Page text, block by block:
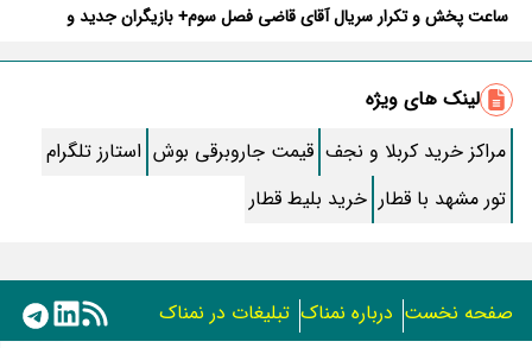
ساعت پخش و تکرار سریال آقای قاضی فصل سوم+ بازیگران جدید و
طرز تهیه سالاد ماکارونی خانگی خوشمزه و لذیذ + آموزش تصویری
طرز تهیه پاستا با سس آلفردو و مرغ فوری + آموزش تصویری پنه
جواب کامل اسم فامیل با “س”
ماه قرمز نشانه آخر دنیا در آسمان ظاهر شد !
جملات زیبا برای بهترین پدر دنیا
معجزات سوره توحید در برآورده شدن سریع حاجت
لینک های ویژه
مراکز خرید کربلا و نجف قیمت جاروبرقی بوش استارز تلگرام
تور مشهد با قطار خرید بلیط قطار
صفحه نخست درباره نمناک تبلیغات در نمناک